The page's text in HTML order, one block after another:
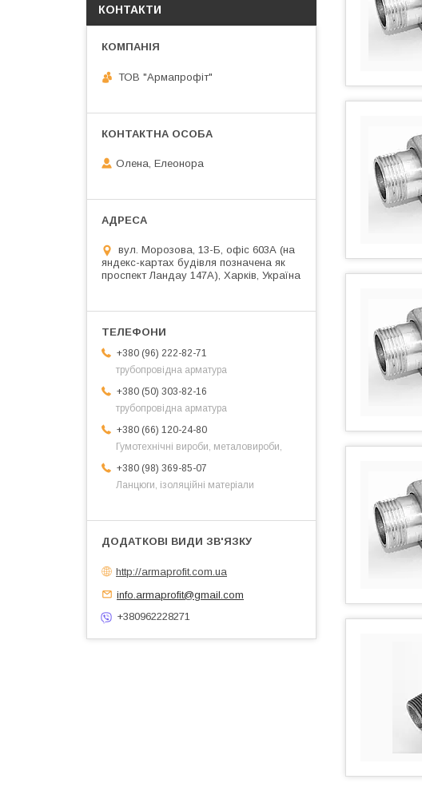
КОНТАКТИ
ТОВ "Армапрофіт"
Олена, Елеонора
вул. Морозова, 13-Б, офіс 603А (на
яндекс-картах будівля позначена як
проспект Ландау 147А), Харків, Україна
+380 (96) 222-82-71
трубопровідна арматура
+380 (50) 303-82-16
трубопровідна арматура
+380 (66) 120-24-80
Гумотехнічні вироби, металовироби,
+380 (98) 369-85-07
Ланцюги, ізоляційні матеріали
http://armaprofit.com.ua
info.armaprofit@gmail.com
+380962228271